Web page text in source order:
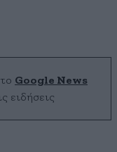
Google News
ειδήσεις